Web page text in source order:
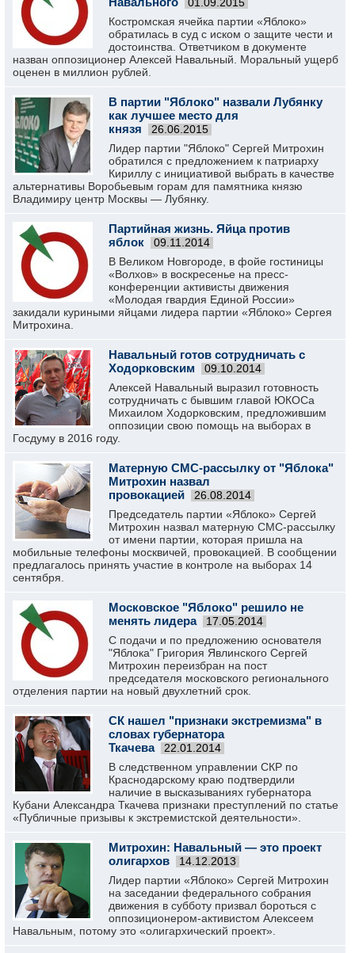
01.09.2015
Костромская ячейка партии «Яблоко»
обратилась в суд с иском о защите чести и
достоинства. Ответчиком в документе
назван оппозиционер Алексей Навальный. Моральный ущерб
оценен в миллион рублей.
В партии "Яблоко" назвали Лубянку
как лучшее место для
князя
26.06.2015
Лидер партии "Яблоко" Сергей Митрохин
обратился с предложением к патриарху
Кириллу с инициативой выбрать в качестве
альтернативы Воробьевым горам для памятника князю
Владимиру центр Москвы — Лубянку.
Партийная жизнь. Яйца против
яблок
09.11.2014
В Великом Новгороде, в фойе гостиницы
«Волхов» в воскресенье на пресс-
конференции активисты движения
«Молодая гвардия Единой России»
закидали куриными яйцами лидера партии «Яблоко» Сергея
Митрохина.
Навальный готов сотрудничать с
Ходорковским
09.10.2014
Алексей Навальный выразил готовность
сотрудничать с бывшим главой ЮКОСа
Михаилом Ходорковским, предложившим
оппозиции свою помощь на выборах в
Госдуму в 2016 году.
Матерную СМС-рассылку от "Яблока"
Митрохин назвал
провокацией
26.08.2014
Председатель партии «Яблоко» Сергей
Митрохин назвал матерную СMС-рассылку
от имени партии, которая пришла на
мобильные телефоны москвичей, провокацией. В сообщении
предлагалось принять участие в контроле на выборах 14
сентября.
Московское "Яблоко" решило не
менять лидера
17.05.2014
С подачи и по предложению основателя
"Яблока" Григория Явлинского Сергей
Митрохин переизбран на пост
председателя московского регионального
отделения партии на новый двухлетний срок.
СК нашел "признаки экстремизма" в
словах губернатора
Ткачева
22.01.2014
В следственном управлении СКР по
Краснодарскому краю подтвердили
наличие в высказываниях губернатора
Кубани Александра Ткачева признаки преступлений по статье
«Публичные призывы к экстремистской деятельности».
Митрохин: Навальный — это проект
олигархов
14.12.2013
Лидер партии «Яблоко» Сергей Митрохин
на заседании федерального собрания
движения в субботу призвал бороться с
оппозиционером-активистом Алексеем
Навальным, потому это «олигархический проект».